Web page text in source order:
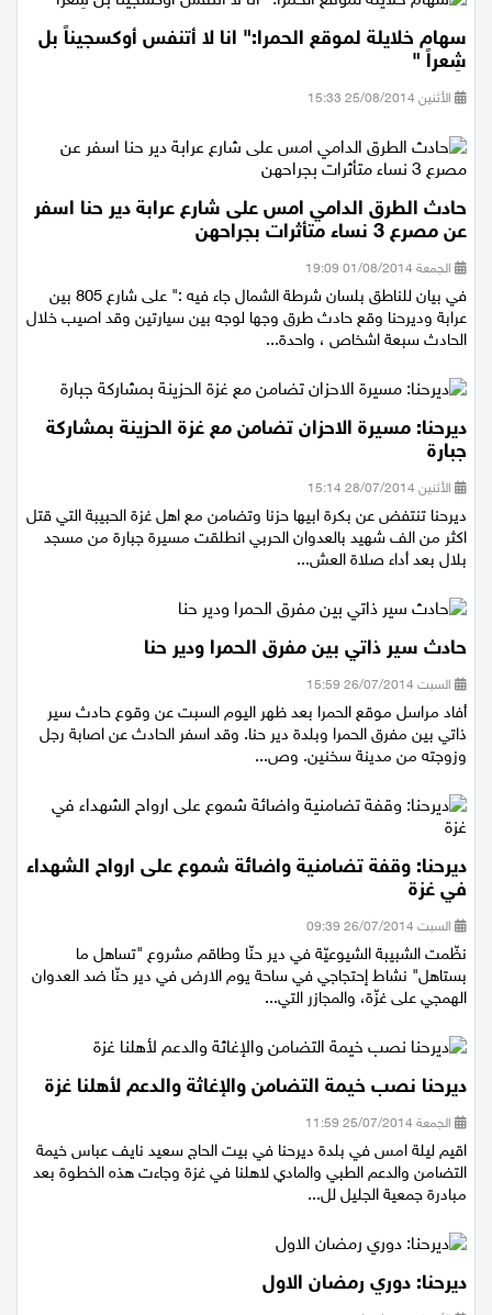
سهام خلايلة لموقع الحمرا:" انا لا أتنفس أوكسجيناً بل
شِعراً "
حادث الطرق الدامي امس على شارع عرابة دير حنا اسفر
عن مصرع 3 نساء متأثرات بجراحهن
الجمعة 01/08/2014 19:09
في بيان للناطق بلسان شرطة الشمال جاء فيه :" على شارع 805 بين
عرابة وديرحنا وقع حادث طرق وجها لوجه بين سيارتين وقد اصيب خلال
ديرحنا: مسيرة الاحزان تضامن مع غزة الحزينة بمشاركة
جبارة
الأثنين 28/07/2014 15:14
ديرحنا تنتفض عن بكرة ابيها حزنا وتضامن مع اهل غزة الحبيبة التي قتل
اكثر من الف شهيد بالعدوان الحربي انطلقت مسيرة جبارة من مسجد
حادث سير ذاتي بين مفرق الحمرا ودير حنا
السبت 26/07/2014 15:59
أفاد مراسل موقع الحمرا بعد ظهر اليوم السبت عن وقوع حادث سير
ذاتي بين مفرق الحمرا وبلدة دير حنا. وقد اسفر الحادث عن اصابة رجل
ديرحنا: وقفة تضامنية واضائة شموع على ارواح الشهداء
في غزة
السبت 26/07/2014 09:39
نظّمت الشبيبة الشيوعيّة في دير حنّا وطاقم مشروع "تساهل ما
بستاهل" نشاط إحتجاجي في ساحة يوم الارض في دير حنّا ضد العدوان
ديرحنا نصب خيمة التضامن والإغاثة والدعم لأهلنا غزة
الجمعة 25/07/2014 11:59
اقيم ليلة امس في بلدة ديرحنا في بيت الحاج سعيد نايف عباس خيمة
التضامن والدعم الطبي والمادي لاهلنا في غزة وجاءت هذه الخطوة بعد
ديرحنا: دوري رمضان الاول